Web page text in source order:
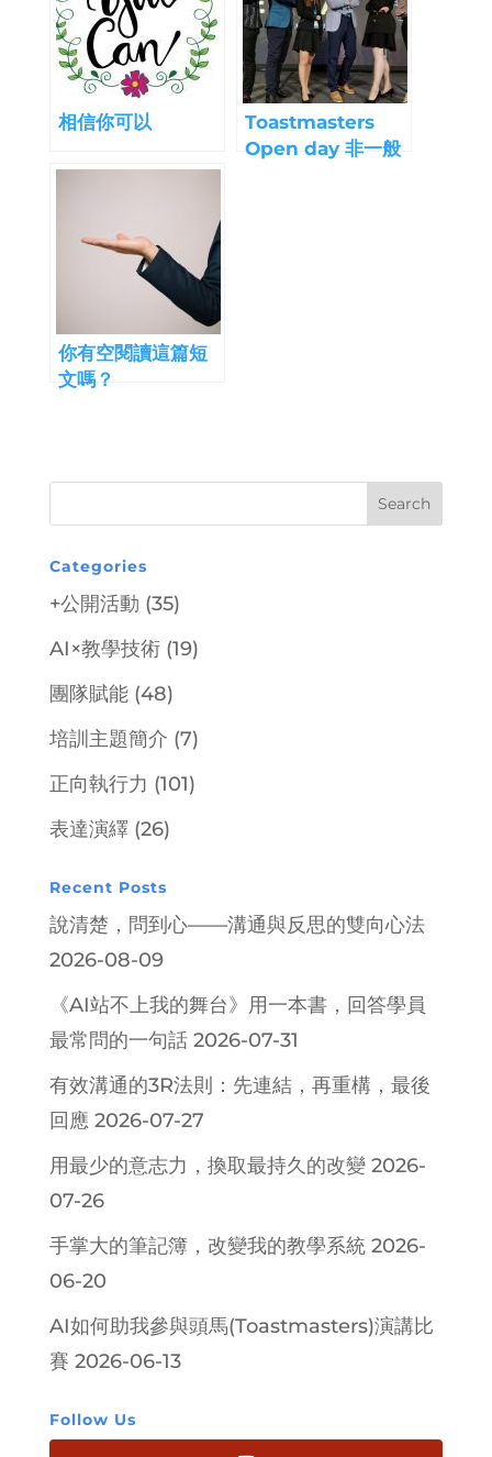
相信你可以
Toastmasters
Open day 非一般
你有空閱讀這篇短
文嗎？
Categories
+公開活動 (35)
AI×教學技術(19)
團隊賦能(48)
培訓主題簡介 (7)
正向執行力 (101)
表達演繹 (26)
Recent Posts
說清楚，問到心——溝通與反思的雙向心法
2026-08-09
《AI站不上我的舞台》用一本書，回答學員
最常問的一句話 2026-07-31
有效溝通的3R法則：先連結，再重構，最後
回應 2026-07-27
用最少的意志力，換取最持久的改變 2026-
07-26
手掌大的筆記簿，改變我的教學系統 2026-
06-20
AI如何助我參與頭馬(Toastmasters)演講比
賽 2026-06-13
Follow Us